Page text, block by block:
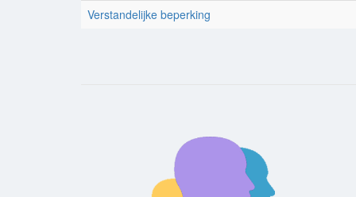
Verstandelijke beperking